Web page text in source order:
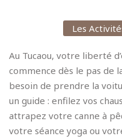
Les
Au Tucaou, votre liberté
commence dès le pas de
besoin de prendre la
un guide : enfilez vos
attrapez votre canne à
votre séance yoga ou